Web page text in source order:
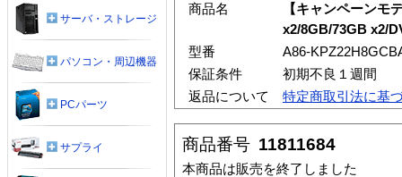
商品名
【キャンペーンモ
x2/8GB/73GB x2/
型番
A86-
保証条件
初期不良１週間
返品について
特定商取引法に基
商品番号 11811684
本商品は販売を終了しました
サーバ・ストレージ
パソコン・周辺機器
PCパーツ
サプライ